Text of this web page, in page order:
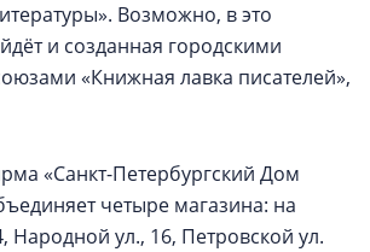
Возможно, в это
и созданная городскими
«Книжная лавка писателей»,
«Санкт-Петербургский Дом
четыре магазина: на
Народной ул., 16, Петровской ул.